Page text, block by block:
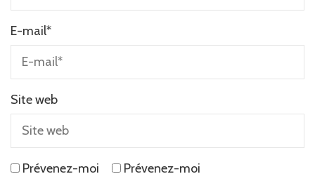
E-mail*
Site web
Prévenez-moi
Prévenez-moi